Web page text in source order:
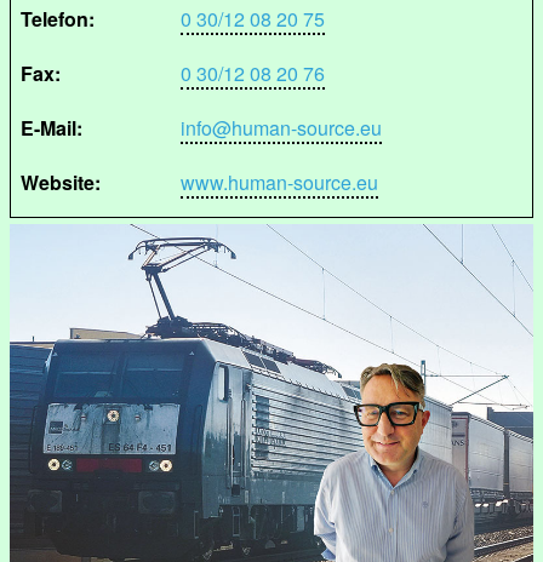
Telefon:
0 30/12 08 20 75
Fax:
0 30/12 08 20 76
E-Mail:
info@human-source.eu
Website:
www.human-source.eu